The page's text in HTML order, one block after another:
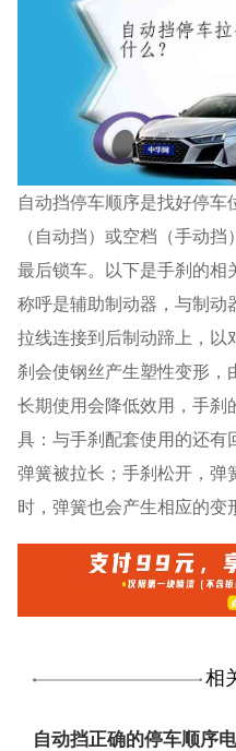
自动挡停车顺序是找好停
（自动挡）或空档（手动
最后锁车。以下是手刹的相
称呼是辅助制动器，与制动
拉线连接到后制动蹄上，以
刹会使钢丝产生塑性变形，
长期使用会降低效用，手刹
具：与手刹配套使用的还有
弹簧被拉长；手刹松开，弹
时，弹簧也会产生相应的变
相
自动挡正确的停车顺序